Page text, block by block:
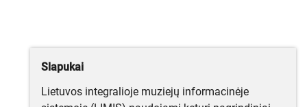
Slapukai
Lietuvos integralioje muziejų informacinėje